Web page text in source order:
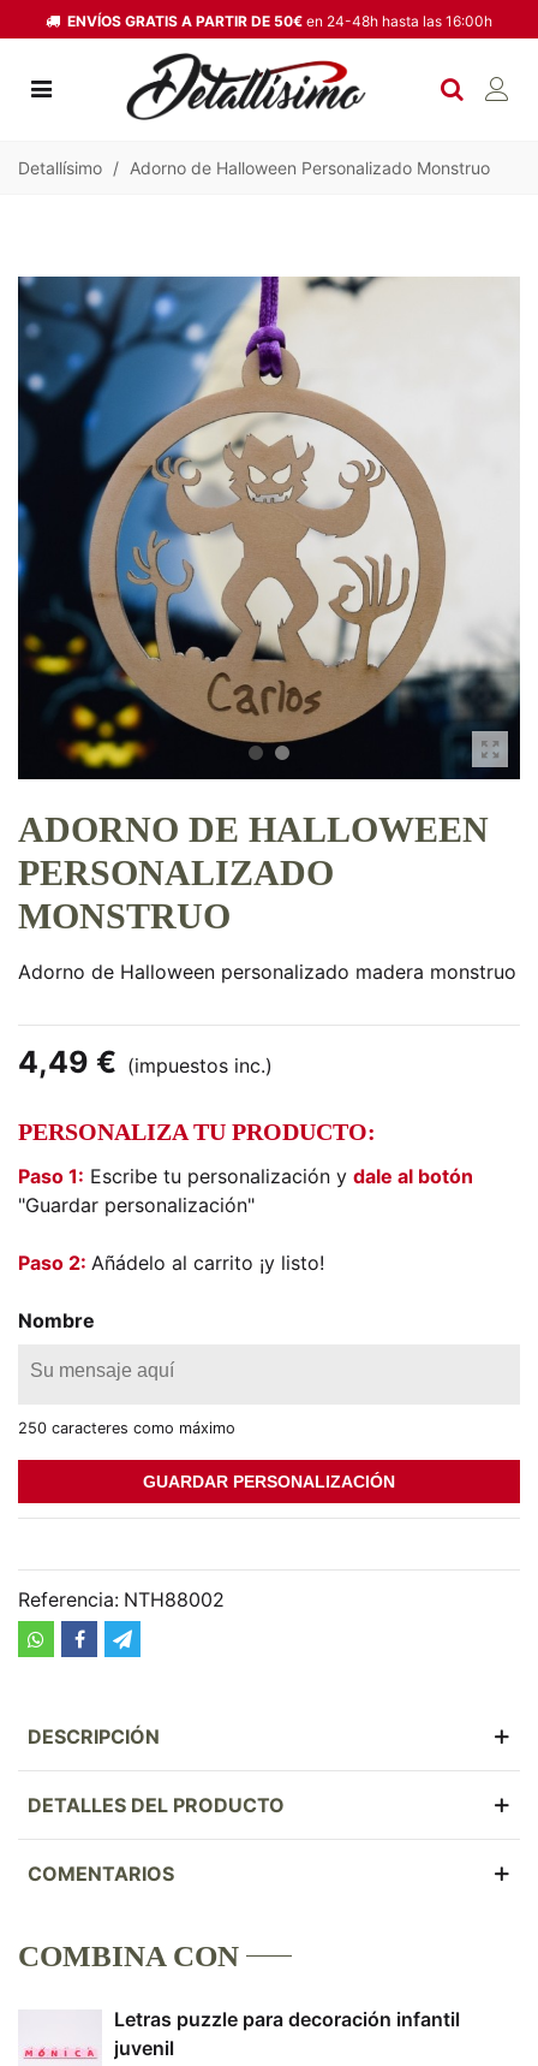
ENVÍOS GRATIS A PARTIR DE 50€ en 24-48h hasta las 16:00h
Detallísimo / Adorno de Halloween Personalizado Monstruo
ADORNO DE HALLOWEEN
PERSONALIZADO
MONSTRUO
Adorno de Halloween personalizado madera monstruo
4,49 € (impuestos inc.)
PERSONALIZA TU PRODUCTO:
Paso 1: Escribe tu personalización y dale al botón
"Guardar personalización"
Paso 2: Añádelo al carrito ¡y listo!
Nombre
250 caracteres como máximo
GUARDAR PERSONALIZACIÓN
Referencia: NTH88002
DESCRIPCIÓN
DETALLES DEL PRODUCTO
COMENTARIOS
COMBINA CON
Letras puzzle para decoración infantil
juvenil